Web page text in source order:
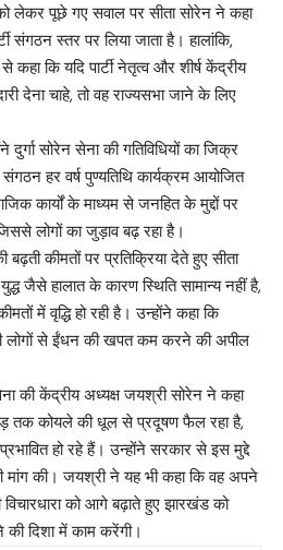
लेकर पूछे गए सवाल पर सीता सोरेन ने कहा
संगठन स्तर पर लिया जाता है। हालांकि,
कहा कि यदि पार्टी नेतृत्व और शीर्ष केंद्रीय
देना चाहे, तो वह राज्यसभा जाने के लिए
दुर्गा सोरेन सेना की गतिविधियों का जिक्र
हर वर्ष पुण्यतिथि कार्यक्रम आयोजित
कार्यों के माध्यम से जनहित के मुद्दों पर
लोगों का जुड़ाव बढ़ रहा है।
कीमतों पर प्रतिक्रिया देते हुए सीता
जैसे हालात के कारण स्थिति सामान्य नहीं है,
में वृद्धि हो रही है। उन्होंने कहा कि
लोगों से ईंधन की खपत कम करने की अपील
की केंद्रीय अध्यक्ष जयश्री सोरेन ने कहा
तक कोयले की धूल से प्रदूषण फैल रहा है,
हो रहे हैं। उन्होंने सरकार से इस मुद्दे
मांग की। जयश्री ने यह भी कहा कि वह अपने
विचारधारा को आगे बढ़ाते हुए झारखंड को
की दिशा में काम करेंगी।